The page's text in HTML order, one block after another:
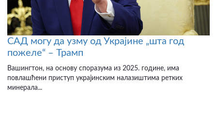
САД могу да узму од Украјине „шта год
пожеле“ – Трамп
Вашингтон, на основу споразума из 2025. године, има
повлашћени приступ украјинским налазиштима ретких
минерала...